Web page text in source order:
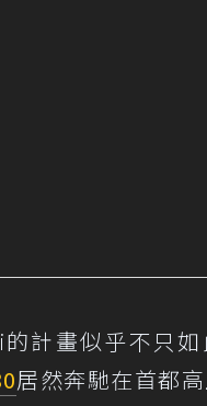
計畫似乎不只
居然奔馳在首都